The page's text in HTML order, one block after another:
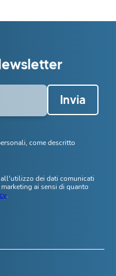
Invia
come descritto
dei dati comunicati
ai sensi di quanto
.